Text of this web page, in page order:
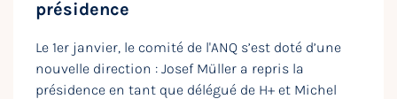
présidence
Le 1er janvier, le comité de l'ANQ s’est doté d’une
nouvelle direction : Josef Müller a repris la
présidence en tant que délégué de H+ et Michel